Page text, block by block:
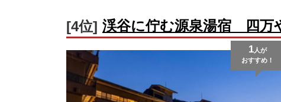
[4位] 渓谷に佇む源泉湯宿 四万
1人が
おすすめ！